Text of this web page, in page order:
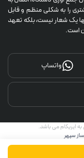
است.
واتساپ
ایریکام می باشد.
سپهر